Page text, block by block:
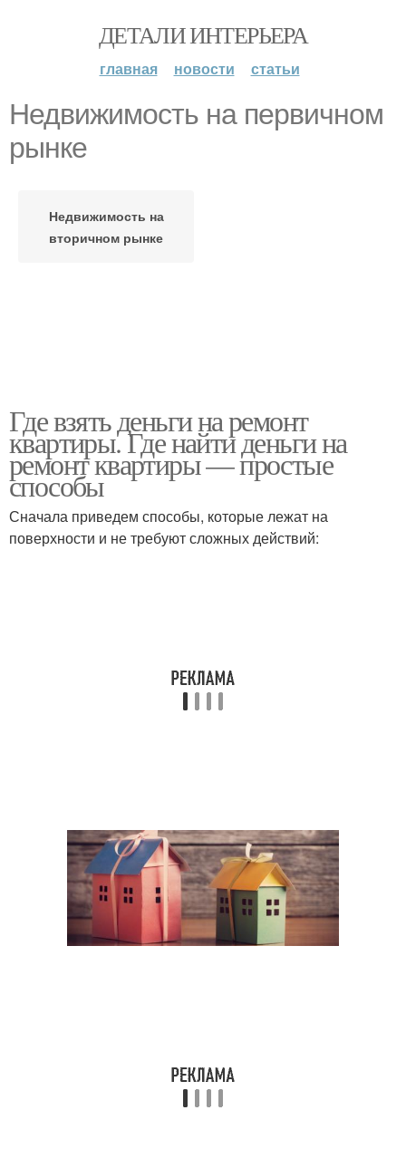
ДЕТАЛИ ИНТЕРЬЕРА
главная новости статьи
Недвижимость на первичном
рынке
Недвижимость на
вторичном рынке
Где взять деньги на ремонт
квартиры. Где найти деньги на
ремонт квартиры — простые
способы
Сначала приведем способы, которые лежат на
поверхности и не требуют сложных действий: